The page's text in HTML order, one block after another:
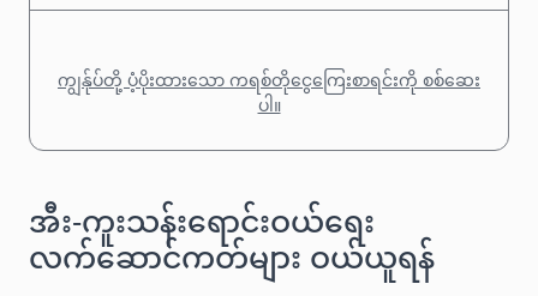
ကျွန်ုပ်တို့ ပံ့ပိုးထားသော ကရစ်တိုငွေကြေးစာရင်းကို စစ်ဆေး
ပါ။
အီး-ကူးသန်းရောင်းဝယ်ရေး
လက်ဆောင်ကတ်များ ဝယ်ယူရန်